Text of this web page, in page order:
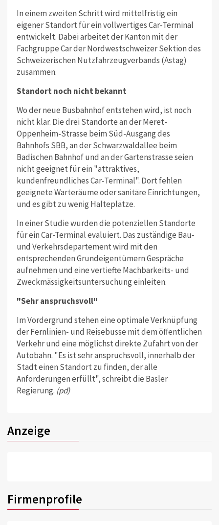
In einem zweiten Schritt wird mittelfristig ein
eigener Standort für ein vollwertiges Car-Terminal
entwickelt. Dabei arbeitet der Kanton mit der
Fachgruppe Car der Nordwestschweizer Sektion des
Schweizerischen Nutzfahrzeugverbands (Astag)
zusammen.
Standort noch nicht bekannt
Wo der neue Busbahnhof entstehen wird, ist noch
nicht klar. Die drei Standorte an der Meret-
Oppenheim-Strasse beim Süd-Ausgang des
Bahnhofs SBB, an der Schwarzwaldallee beim
Badischen Bahnhof und an der Gartenstrasse seien
nicht geeignet für ein "attraktives,
kundenfreundliches Car-Terminal". Dort fehlen
geeignete Warteräume oder sanitäre Einrichtungen,
und es gibt zu wenig Halteplätze.
In einer Studie wurden die potenziellen Standorte
für ein Car-Terminal evaluiert. Das zuständige Bau-
und Verkehrsdepartement wird mit den
entsprechenden Grundeigentümern Gespräche
aufnehmen und eine vertiefte Machbarkeits- und
Zweckmässigkeitsuntersuchung einleiten.
"Sehr anspruchsvoll"
Im Vordergrund stehen eine optimale Verknüpfung
der Fernlinien- und Reisebusse mit dem öffentlichen
Verkehr und eine möglichst direkte Zufahrt von der
Autobahn. "Es ist sehr anspruchsvoll, innerhalb der
Stadt einen Standort zu finden, der alle
Anforderungen erfüllt", schreibt die Basler
Regierung. (pd)
Anzeige
Firmenprofile